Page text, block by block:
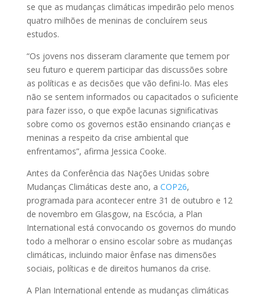
se que as mudanças climáticas impedirão pelo menos
quatro milhões de meninas de concluírem seus
estudos.
“Os jovens nos disseram claramente que temem por
seu futuro e querem participar das discussões sobre
as políticas e as decisões que vão defini-lo. Mas eles
não se sentem informados ou capacitados o suficiente
para fazer isso, o que expõe lacunas significativas
sobre como os governos estão ensinando crianças e
meninas a respeito da crise ambiental que
enfrentamos”, afirma Jessica Cooke.
Antes da Conferência das Nações Unidas sobre
Mudanças Climáticas deste ano, a COP26,
programada para acontecer entre 31 de outubro e 12
de novembro em Glasgow, na Escócia, a Plan
International está convocando os governos do mundo
todo a melhorar o ensino escolar sobre as mudanças
climáticas, incluindo maior ênfase nas dimensões
sociais, políticas e de direitos humanos da crise.
A Plan International entende as mudanças climáticas